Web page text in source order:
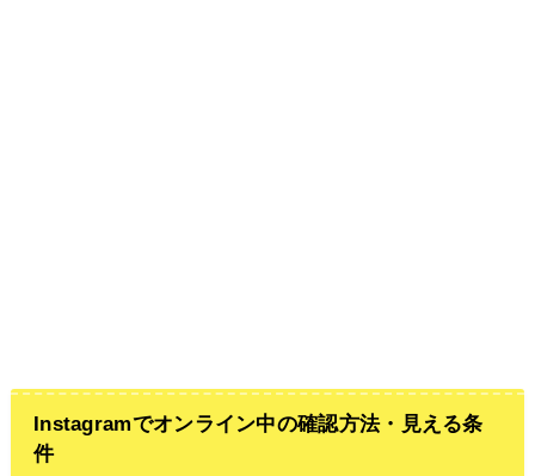
Instagramでオンライン中の確認方法・見える条
件